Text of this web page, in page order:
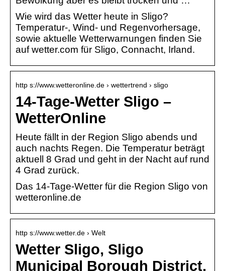
Wie wird das Wetter heute in Sligo?
Temperatur-, Wind- und Regenvorhersage,
sowie aktuelle Wetterwarnungen finden Sie
auf wetter.com für Sligo, Connacht, Irland.
http s://www.wetteronline.de › wettertrend › sligo
14-Tage-Wetter Sligo –
WetterOnline
Heute fällt in der Region Sligo abends und
auch nachts Regen. Die Temperatur beträgt
aktuell 8 Grad und geht in der Nacht auf rund
4 Grad zurück.
Das 14-Tage-Wetter für die Region Sligo von
wetteronline.de
http s://www.wetter.de › Welt
Wetter Sligo, Sligo
Municipal Borough District,